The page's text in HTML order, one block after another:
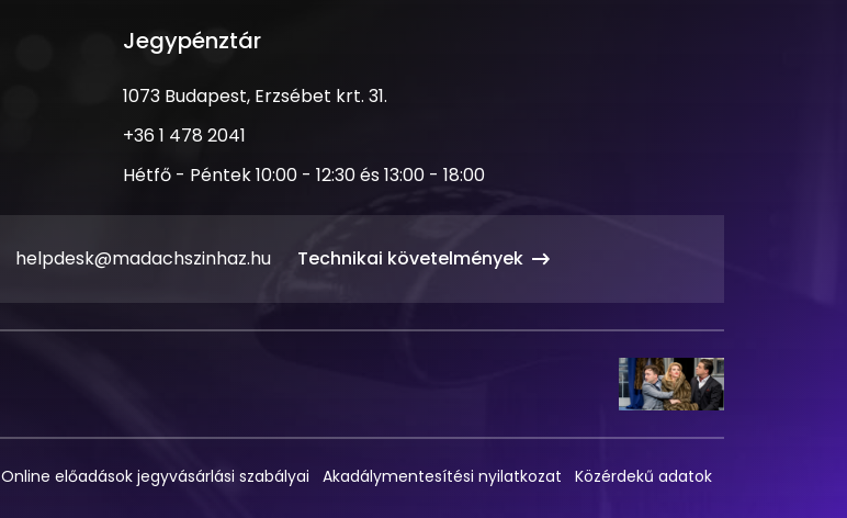
Jegypénztár
Cím
1073 Budapest, Erzsébet krt. 31.
Telefonszám
+36 1 478 2041
Nyitva
Hétfő - Péntek 10:00 - 12:30 és 13:00 - 18:00
Email
helpdesk@madachszinhaz.hu Technikai követelmények
Online előadások jegyvásárlási szabályai Akadálymentesítési nyilatkozat Közérdekű adatok